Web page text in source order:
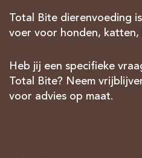
Total Bite dierenvoeding
voer voor honden, katten,
Heb jij een specifieke
Total Bite? Neem
voor advies op maat.